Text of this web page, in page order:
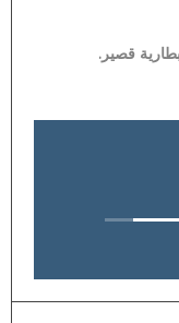
قصير.